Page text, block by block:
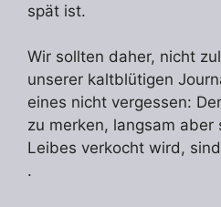
spät ist.
Wir sollten daher, nicht
unserer kaltblütigen
eines nicht vergessen:
zu merken, langsam aber
Leibes verkocht wird,
.